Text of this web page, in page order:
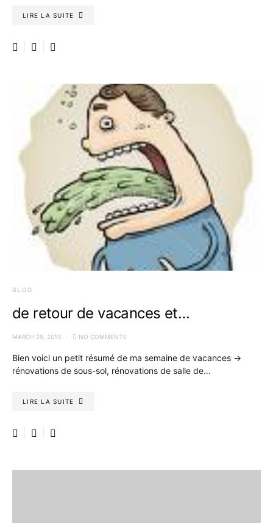
LIRE LA SUITE
BLOG
de retour de vacances et…
MARCH 29, 2010 NO COMMENTS
Bien voici un petit résumé de ma semaine de vacances ->
rénovations de sous-sol, rénovations de salle de…
LIRE LA SUITE